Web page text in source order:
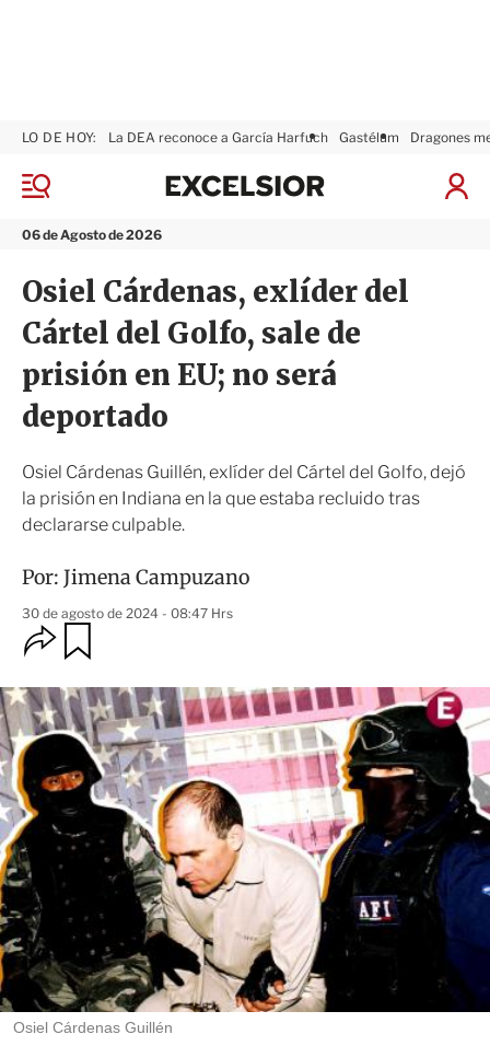
M
n
06 de Agosto de 2026
LO DE HOY: La DEA reconoce a García Harfuch Gastélum Dragones
I
x
s
i
r
Osiel Cárdenas, exlíder del
Cártel del Golfo, sale de
prisión en EU; no será
deportado
Osiel Cárdenas Guillén, exlíder del Cártel del Golfo, dejó
la prisión en Indiana en la que estaba recluido tras
declararse culpable.
Por: Jimena Campuzano
30 de agosto de 2024 - 08:47 Hrs
O
p
i
o
n
s
d
e
c
o
m
p
t
i
r
r
d
a
r
Osiel Cárdenas Guillén